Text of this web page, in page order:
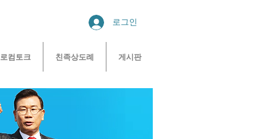
로그인
로컴토크 친족상도례 게시판